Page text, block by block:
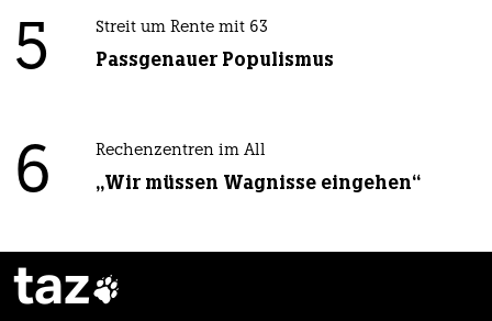
5 Streit um Rente mit 63
Passgenauer Populismus
6 Rechenzentren im All
„Wir müssen Wagnisse eingehen“
taz